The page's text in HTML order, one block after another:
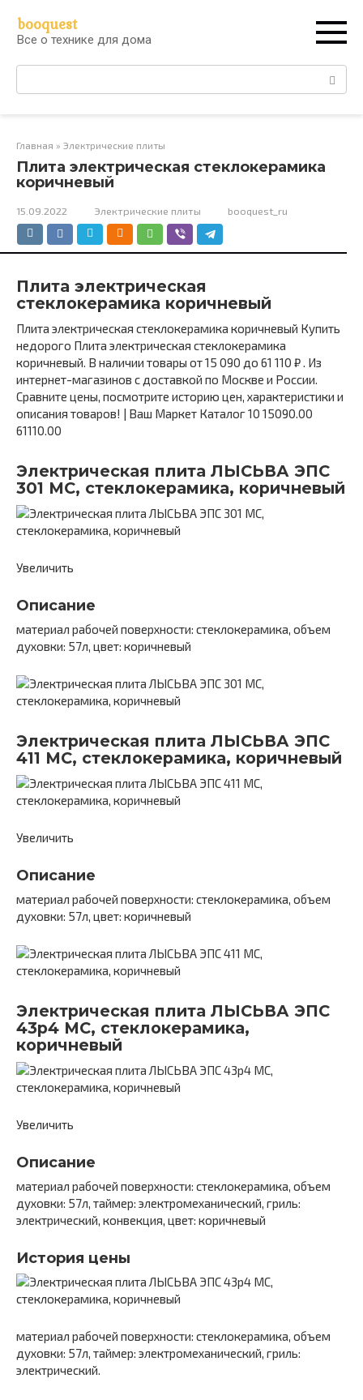
контенту
booquest
Все о технике для дома
Поиск:
Главная » Электрические плиты
Плита электрическая стеклокерамика
коричневый
15.09.2022 Электрические плиты booquest_ru
Плита электрическая
стеклокерамика коричневый
Плита электрическая стеклокерамика коричневый Купить
недорого Плита электрическая стеклокерамика
коричневый. В наличии товары от 15 090 до 61 110 ₽ . Из
интернет-магазинов с доставкой по Москве и России.
Сравните цены, посмотрите историю цен, характеристики и
описания товаров! | Ваш Маркет Каталог 10 15090.00
61110.00
Электрическая плита ЛЫСЬВА ЭПС
301 МС, стеклокерамика, коричневый
Увеличить
Описание
материал рабочей поверхности: стеклокерамика, объем
духовки: 57л, цвет: коричневый
Электрическая плита ЛЫСЬВА ЭПС
411 МС, стеклокерамика, коричневый
Увеличить
Описание
материал рабочей поверхности: стеклокерамика, объем
духовки: 57л, цвет: коричневый
Электрическая плита ЛЫСЬВА ЭПС
43р4 МС, стеклокерамика,
коричневый
Увеличить
Описание
материал рабочей поверхности: стеклокерамика, объем
духовки: 57л, таймер: электромеханический, гриль:
электрический, конвекция, цвет: коричневый
История цены
материал рабочей поверхности: стеклокерамика, объем
духовки: 57л, таймер: электромеханический, гриль:
электрический.